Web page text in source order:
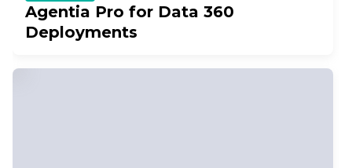
Agentia Pro for Data 360
Deployments